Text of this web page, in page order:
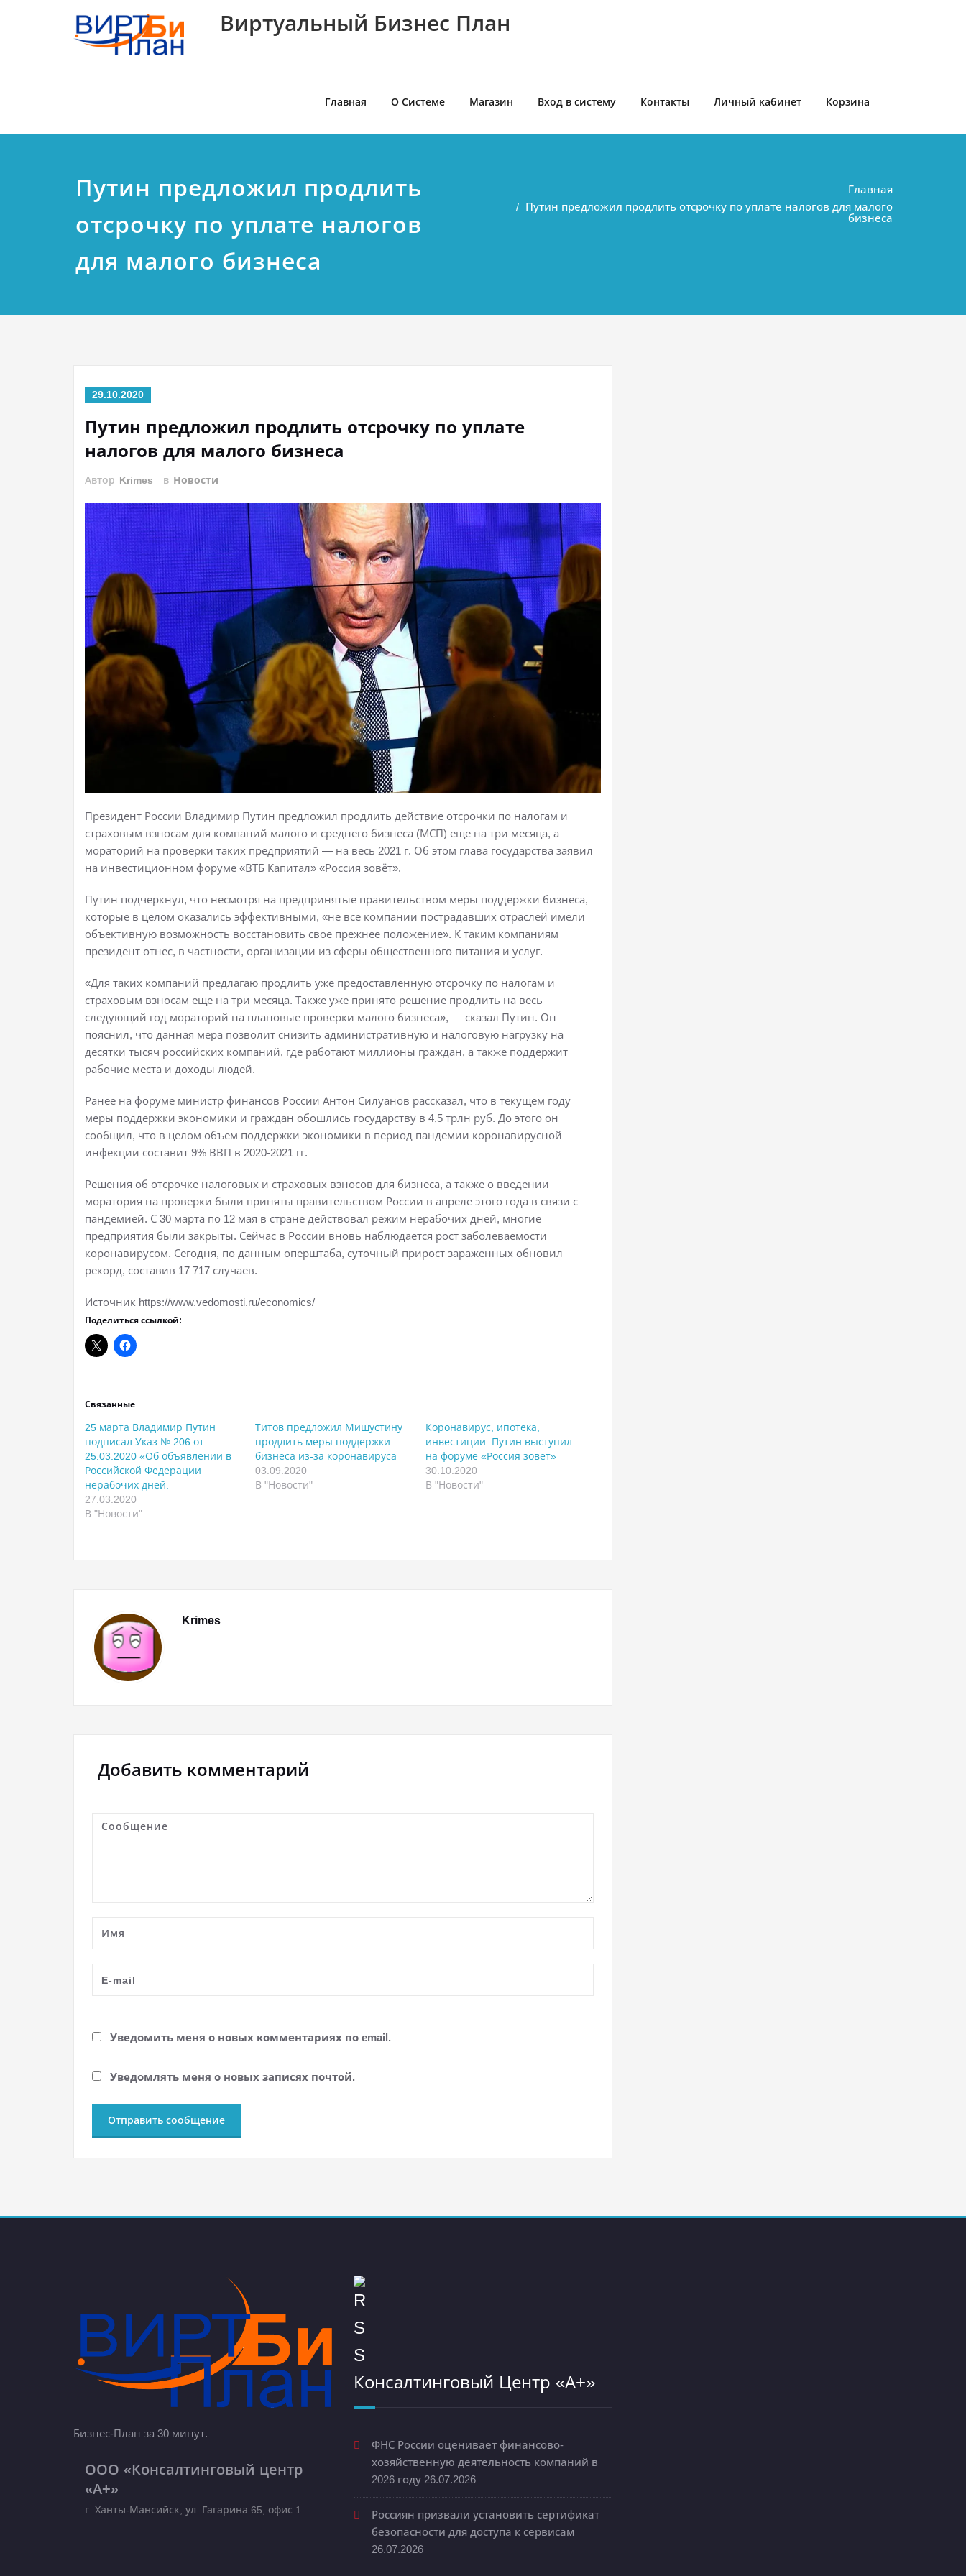
Виртуальный Бизнес План
Главная О Системе Магазин Вход в систему Контакты Личный кабинет Корзина
Путин предложил продлить
отсрочку по уплате налогов
для малого бизнеса
Главная
Путин предложил продлить отсрочку по уплате налогов для малого
бизнеса
29.10.2020
Путин предложил продлить отсрочку по уплате
налогов для малого бизнеса
Автор Krimes в Новости
Президент России Владимир Путин предложил продлить действие отсрочки по налогам и
страховым взносам для компаний малого и среднего бизнеса (МСП) еще на три месяца, а
мораторий на проверки таких предприятий — на весь 2021 г. Об этом глава государства заявил
на инвестиционном форуме «ВТБ Капитал» «Россия зовёт».
Путин подчеркнул, что несмотря на предпринятые правительством меры поддержки бизнеса,
которые в целом оказались эффективными, «не все компании пострадавших отраслей имели
объективную возможность восстановить свое прежнее положение». К таким компаниям
президент отнес, в частности, организации из сферы общественного питания и услуг.
«Для таких компаний предлагаю продлить уже предоставленную отсрочку по налогам и
страховым взносам еще на три месяца. Также уже принято решение продлить на весь
следующий год мораторий на плановые проверки малого бизнеса», — сказал Путин. Он
пояснил, что данная мера позволит снизить административную и налоговую нагрузку на
десятки тысяч российских компаний, где работают миллионы граждан, а также поддержит
рабочие места и доходы людей.
Ранее на форуме министр финансов России Антон Силуанов рассказал, что в текущем году
меры поддержки экономики и граждан обошлись государству в 4,5 трлн руб. До этого он
сообщил, что в целом объем поддержки экономики в период пандемии коронавирусной
инфекции составит 9% ВВП в 2020-2021 гг.
Решения об отсрочке налоговых и страховых взносов для бизнеса, а также о введении
моратория на проверки были приняты правительством России в апреле этого года в связи с
пандемией. С 30 марта по 12 мая в стране действовал режим нерабочих дней, многие
предприятия были закрыты. Сейчас в России вновь наблюдается рост заболеваемости
коронавирусом. Сегодня, по данным оперштаба, суточный прирост зараженных обновил
рекорд, составив 17 717 случаев.
Источник https://www.vedomosti.ru/economics/
Поделиться ссылкой:
Связанные
25 марта Владимир Путин
подписал Указ № 206 от
25.03.2020 «Об объявлении в
Российской Федерации
нерабочих дней.
27.03.2020
В "Новости"
Титов предложил Мишустину
продлить меры поддержки
бизнеса из-за коронавируса
03.09.2020
В "Новости"
Коронавирус, ипотека,
инвестиции. Путин выступил
на форуме «Россия зовет»
30.10.2020
В "Новости"
Krimes
Добавить комментарий
Уведомить меня о новых комментариях по email.
Уведомлять меня о новых записях почтой.
Бизнес-План за 30 минут.
ООО «Консалтинговый центр
«А+»
г. Ханты-Мансийск, ул. Гагарина 65, офис 1
Консалтинговый Центр «А+»
ФНС России оценивает финансово-
хозяйственную деятельность компаний в
2026 году 26.07.2026
Россиян призвали установить сертификат
безопасности для доступа к сервисам
26.07.2026